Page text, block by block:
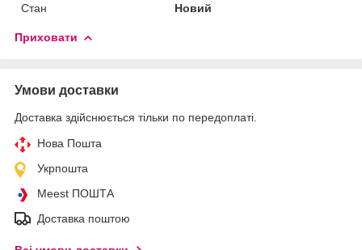
Стан
Новий
Приховати
Умови доставки
Доставка здійснюється тільки по передоплаті.
Нова Пошта
Укрпошта
Meest ПОШТА
Доставка поштою